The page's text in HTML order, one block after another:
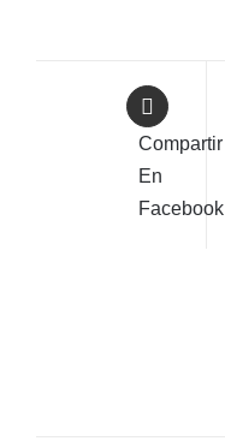
Compartir
En
Facebook